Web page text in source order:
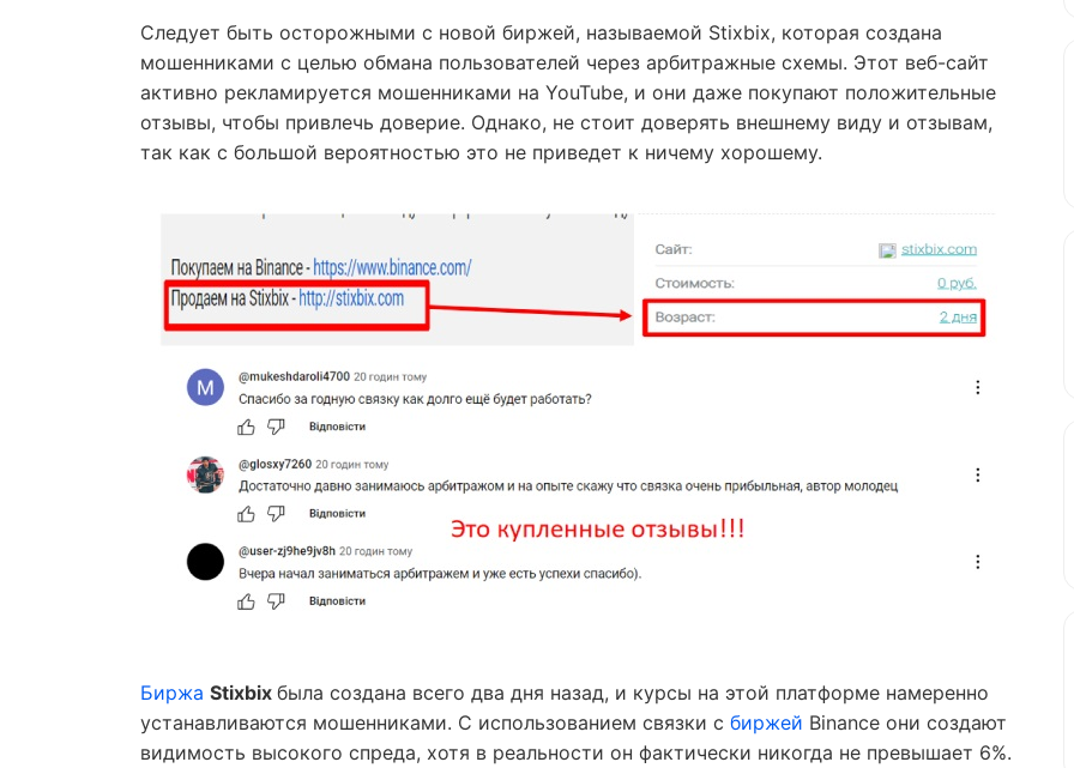
Следует быть осторожными с новой биржей, называемой Stixbix, которая создана
мошенниками с целью обмана пользователей через арбитражные схемы. Этот веб-сайт
активно рекламируется мошенниками на YouTube, и они даже покупают положительные
отзывы, чтобы привлечь доверие. Однако, не стоит доверять внешнему виду и отзывам,
так как с большой вероятностью это не приведет к ничему хорошему.
Биржа Stixbix была создана всего два дня назад, и курсы на этой платформе намеренно
устанавливаются мошенниками. С использованием связки с биржей Binance они создают
видимость высокого спреда, хотя в реальности он фактически никогда не превышает 6%.